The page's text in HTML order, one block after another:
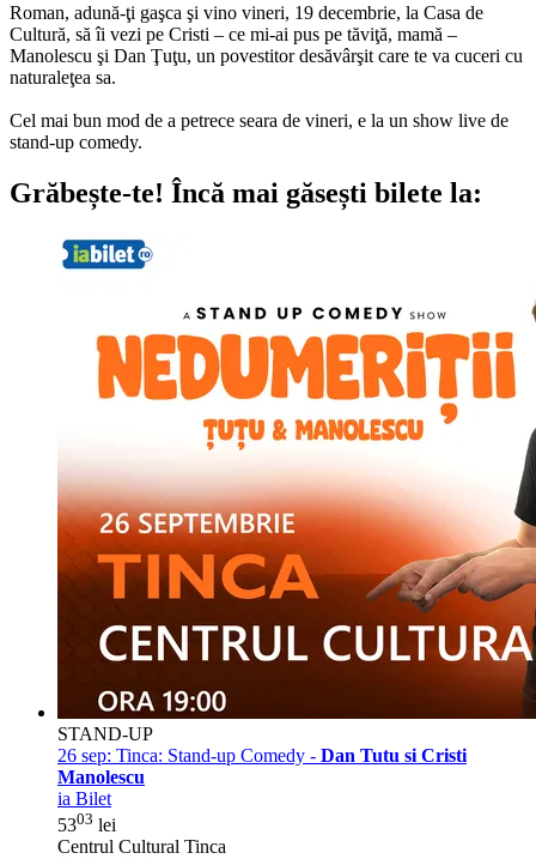
Roman, adună-ţi gaşca şi vino vineri, 19 decembrie, la Casa de
Cultură, să îi vezi pe Cristi – ce mi-ai pus pe tăviţă, mamă –
Manolescu şi Dan Ţuţu, un povestitor desăvârşit care te va cuceri cu
naturaleţea sa.
Cel mai bun mod de a petrece seara de vineri, e la un show live de
stand-up comedy.
Grăbește-te! Încă mai găsești bilete la:
STAND-UP
26 sep: Tinca: Stand-up Comedy - Dan Tutu si Cristi
Manolescu
ia Bilet
5303 lei
Centrul Cultural Tinca